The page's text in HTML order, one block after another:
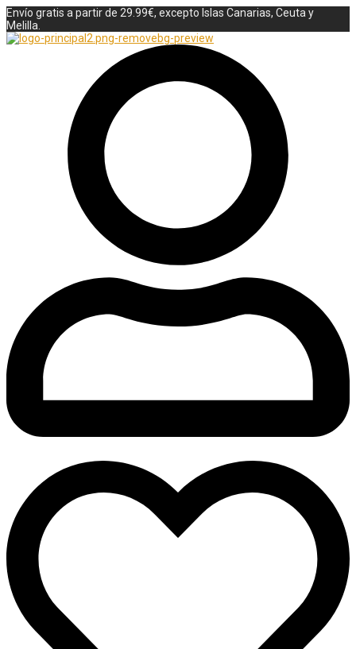
Envío gratis a partir de 29.99€, excepto Islas Canarias, Ceuta y
Melilla.